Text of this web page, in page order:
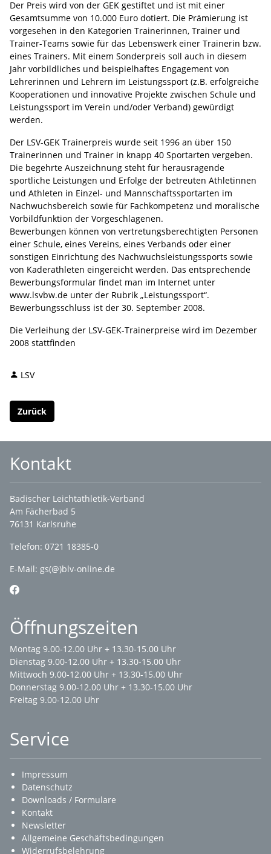
Der Preis wird von der GEK gestiftet und ist mit einer
Gesamtsumme von 10.000 Euro dotiert. Die Prämierung ist
vorgesehen in den Kategorien Trainerinnen, Trainer und
Trainer-Teams sowie für das Lebenswerk einer Trainerin bzw.
eines Trainers. Mit einem Sonderpreis soll auch in diesem
Jahr vorbildliches und beispielhaftes Engagement von
Lehrerinnen und Lehrern im Leistungssport (z.B. erfolgreiche
Kooperationen und innovative Projekte zwischen Schule und
Leistungssport im Verein und/oder Verband) gewürdigt
werden.
Der LSV-GEK Trainerpreis wurde seit 1996 an über 150
Trainerinnen und Trainer in knapp 40 Sportarten vergeben.
Die begehrte Auszeichnung steht für herausragende
sportliche Leistungen und Erfolge der betreuten Athletinnen
und Athleten in Einzel- und Mannschaftssportarten im
Nachwuchsbereich sowie für Fachkompetenz und moralische
Vorbildfunktion der Vorgeschlagenen.
Bewerbungen können von vertretungsberechtigten Personen
einer Schule, eines Vereins, eines Verbands oder einer
sonstigen Einrichtung des Nachwuchsleistungssports sowie
von Kaderathleten eingereicht werden. Das entsprechende
Bewerbungsformular findet man im Internet unter
www.lsvbw.de unter der Rubrik „Leistungssport“.
Bewerbungsschluss ist der 30. September 2008.
Die Verleihung der LSV-GEK-Trainerpreise wird im Dezember
2008 stattfinden
LSV
Zurück
Kontakt
Badischer Leichtathletik-Verband
Am Fächerbad 5
76131 Karlsruhe
Telefon: 0721 18385-0
E-Mail: gs(@)blv-online.de
Öffnungszeiten
Montag 9.00-12.00 Uhr + 13.30-15.00 Uhr
Dienstag 9.00-12.00 Uhr + 13.30-15.00 Uhr
Mittwoch 9.00-12.00 Uhr + 13.30-15.00 Uhr
Donnerstag 9.00-12.00 Uhr + 13.30-15.00 Uhr
Freitag 9.00-12.00 Uhr
Service
Impressum
Datenschutz
Downloads / Formulare
Kontakt
Newsletter
Allgemeine Geschäftsbedingungen
Widerrufsbelehrung